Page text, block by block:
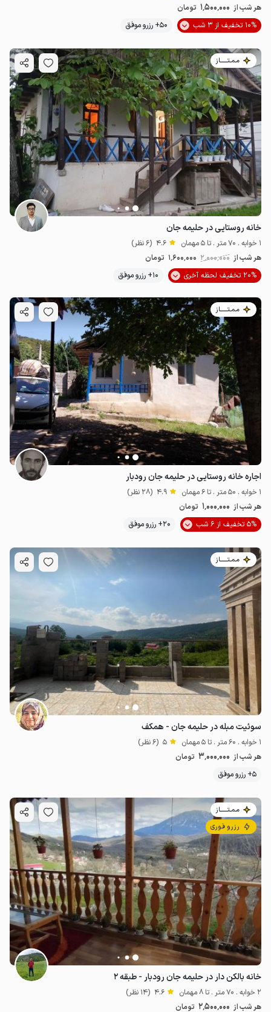
هر شب از 1٬500٬000 تومان
10% تخفیف از 3 شب
50+ رزرو موفق
مـمـتــــــاز
خانه روستایی در حلیمه جان
1 خوابه . 70 متر . تا 5 مهمان 4.6 (6 نظر)
هر شب از 2٬000٬000 1٬600٬000 تومان
20% تخفیف لحظه آخری
10+ رزرو موفق
مـمـتــــــاز
اجاره خانه روستایی در حلیمه جان رودبار
1 خوابه . 50 متر . تا 6 مهمان 4.9 (28 نظر)
هر شب از 1٬000٬000 تومان
5% تخفیف از 6 شب
20+ رزرو موفق
مـمـتــــــاز
سوئیت مبله در حلیمه جان - همکف
1 خوابه . 60 متر . تا 5 مهمان 5 (6 نظر)
هر شب از 3٬000٬000 تومان
5+ رزرو موفق
مـمـتــــــاز
رزرو فوری
خانه بالکن دار در حلیمه جان رودبار - طبقه ۲
2 خوابه . 70 متر . تا 8 مهمان 4.6 (14 نظر)
هر شب از 2٬500٬000 تومان